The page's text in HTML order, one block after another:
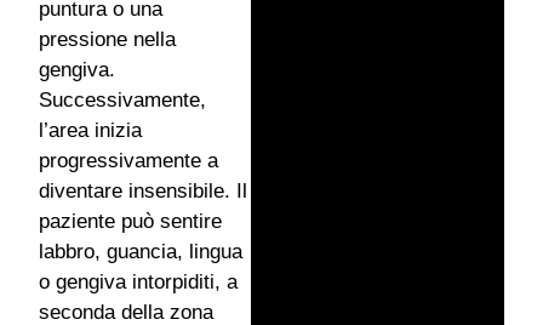
puntura o una
pressione nella
gengiva.
Successivamente,
l’area inizia
progressivamente a
diventare insensibile. Il
paziente può sentire
labbro, guancia, lingua
o gengiva intorpiditi, a
seconda della zona